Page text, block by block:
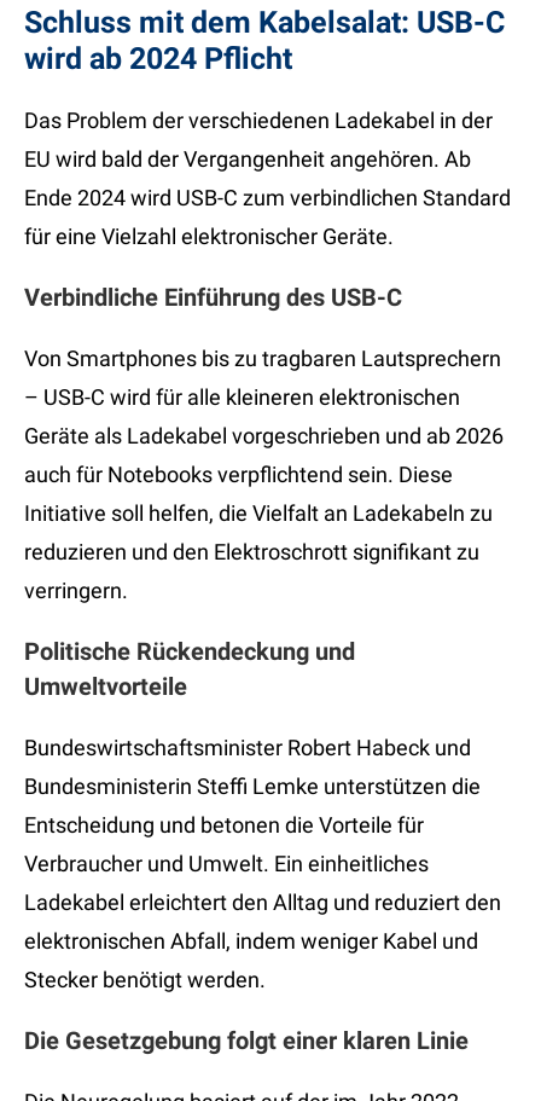
Schluss mit dem Kabelsalat: USB-C
wird ab 2024 Pflicht
Das Problem der verschiedenen Ladekabel in der
EU wird bald der Vergangenheit angehören. Ab
Ende 2024 wird USB-C zum verbindlichen Standard
für eine Vielzahl elektronischer Geräte.
Verbindliche Einführung des USB-C
Von Smartphones bis zu tragbaren Lautsprechern
– USB-C wird für alle kleineren elektronischen
Geräte als Ladekabel vorgeschrieben und ab 2026
auch für Notebooks verpflichtend sein. Diese
Initiative soll helfen, die Vielfalt an Ladekabeln zu
reduzieren und den Elektroschrott signifikant zu
verringern.
Politische Rückendeckung und
Umweltvorteile
Bundeswirtschaftsminister Robert Habeck und
Bundesministerin Steffi Lemke unterstützen die
Entscheidung und betonen die Vorteile für
Verbraucher und Umwelt. Ein einheitliches
Ladekabel erleichtert den Alltag und reduziert den
elektronischen Abfall, indem weniger Kabel und
Stecker benötigt werden.
Die Gesetzgebung folgt einer klaren Linie